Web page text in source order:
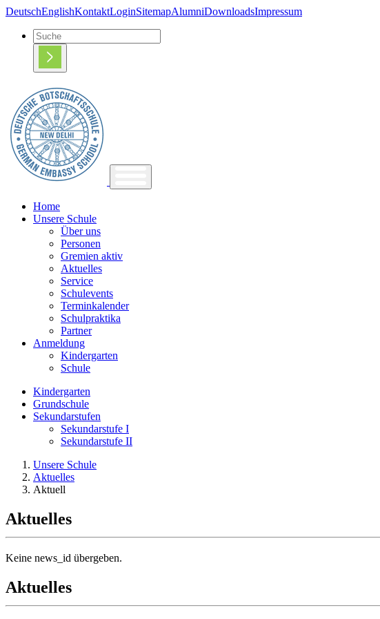
DeutschEnglishKontaktLoginSitemapAlumniDownloadsImpressum
Home
Unsere Schule
Über uns
Personen
Gremien aktiv
Aktuelles
Service
Schulevents
Terminkalender
Schulpraktika
Partner
Anmeldung
Kindergarten
Schule
Kindergarten
Grundschule
Sekundarstufen
Sekundarstufe I
Sekundarstufe II
Unsere Schule
Aktuelles
Aktuell
Aktuelles
Keine news_id übergeben.
Aktuelles